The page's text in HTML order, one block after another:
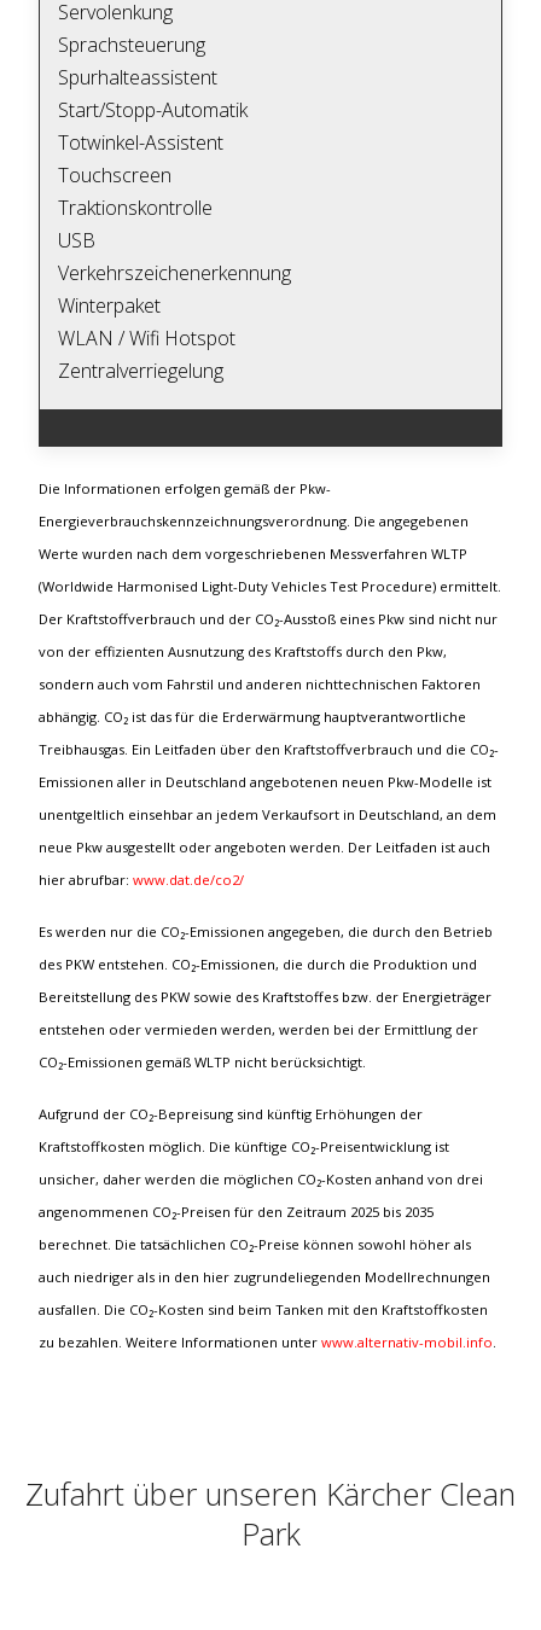
Servolenkung
Sprachsteuerung
Spurhalteassistent
Start/Stopp-Automatik
Totwinkel-Assistent
Touchscreen
Traktionskontrolle
USB
Verkehrszeichenerkennung
Winterpaket
WLAN / Wifi Hotspot
Zentralverriegelung
Die Informationen erfolgen gemäß der Pkw-
Energieverbrauchskennzeichnungsverordnung. Die angegebenen
Werte wurden nach dem vorgeschriebenen Messverfahren WLTP
(Worldwide Harmonised Light-Duty Vehicles Test Procedure) ermittelt.
Der Kraftstoffverbrauch und der CO₂-Ausstoß eines Pkw sind nicht nur
von der effizienten Ausnutzung des Kraftstoffs durch den Pkw,
sondern auch vom Fahrstil und anderen nichttechnischen Faktoren
abhängig. CO₂ ist das für die Erderwärmung hauptverantwortliche
Treibhausgas. Ein Leitfaden über den Kraftstoffverbrauch und die CO₂-
Emissionen aller in Deutschland angebotenen neuen Pkw-Modelle ist
unentgeltlich einsehbar an jedem Verkaufsort in Deutschland, an dem
neue Pkw ausgestellt oder angeboten werden. Der Leitfaden ist auch
hier abrufbar: www.dat.de/co2/
Es werden nur die CO₂-Emissionen angegeben, die durch den Betrieb
des PKW entstehen. CO₂-Emissionen, die durch die Produktion und
Bereitstellung des PKW sowie des Kraftstoffes bzw. der Energieträger
entstehen oder vermieden werden, werden bei der Ermittlung der
CO₂-Emissionen gemäß WLTP nicht berücksichtigt.
Aufgrund der CO₂-Bepreisung sind künftig Erhöhungen der
Kraftstoffkosten möglich. Die künftige CO₂-Preisentwicklung ist
unsicher, daher werden die möglichen CO₂-Kosten anhand von drei
angenommenen CO₂-Preisen für den Zeitraum 2025 bis 2035
berechnet. Die tatsächlichen CO₂-Preise können sowohl höher als
auch niedriger als in den hier zugrundeliegenden Modellrechnungen
ausfallen. Die CO₂-Kosten sind beim Tanken mit den Kraftstoffkosten
zu bezahlen. Weitere Informationen unter www.alternativ-mobil.info
Zufahrt über unseren Kärcher Clean
Park